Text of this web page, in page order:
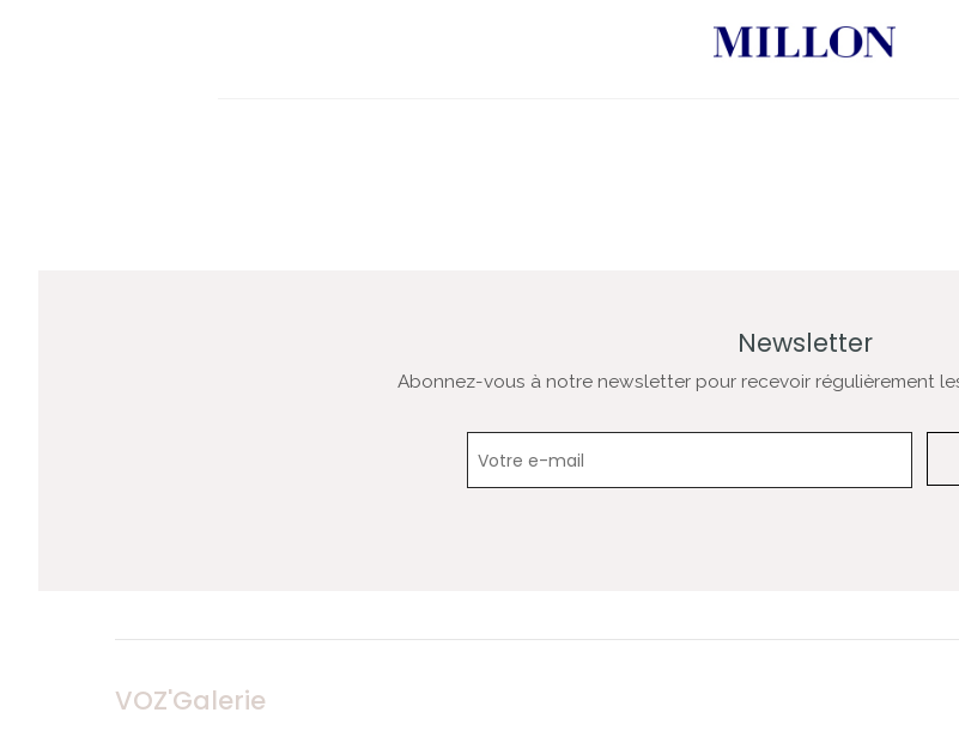
Newsletter
Abonnez-vous à notre newsletter pour recevoir régulièrement
VOZ'Galerie